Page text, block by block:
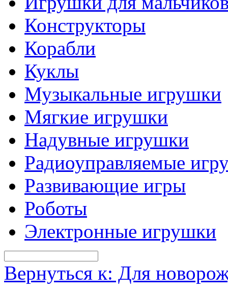
Конструкторы
Корабли
Куклы
Музыкальные игрушки
Мягкие игрушки
Надувные игрушки
Радиоуправляемые
Развивающие игры
Роботы
Электронные игрушки
Вернуться к: Для